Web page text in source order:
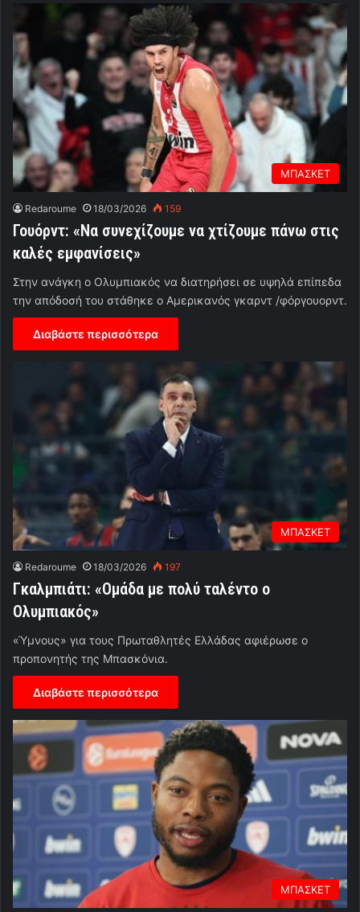
ΜΠΑΣΚΕΤ
Redaroume 18/03/2026 159
Γουόρντ: «Να συνεχίζουμε να χτίζουμε πάνω στις
καλές εμφανίσεις»
Στην ανάγκη ο Ολυμπιακός να διατηρήσει σε υψηλά επίπεδα
την απόδοσή του στάθηκε ο Αμερικανός γκαρντ /φόργουορντ.
Διαβάστε περισσότερα
ΜΠΑΣΚΕΤ
Redaroume 18/03/2026 197
Γκαλμπιάτι: «Ομάδα με πολύ ταλέντο ο
Ολυμπιακός»
«Ύμνους» για τους Πρωταθλητές Ελλάδας αφιέρωσε ο
προπονητής της Μπασκόνια.
Διαβάστε περισσότερα
ΜΠΑΣΚΕΤ